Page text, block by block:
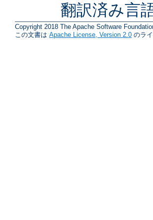
翻訳済み言
Copyright 2018 The Apache Software
この文書は Apache License, Version 2.0 のラ